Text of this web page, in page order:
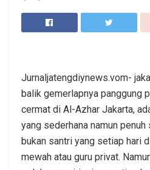
Jurnaljatengdiynews.vom-
balik gemerlapnya panggung
cermat di Al-Azhar Jakarta,
yang sederhana namun penuh
bukan santri yang setiap hari
mewah atau guru privat.